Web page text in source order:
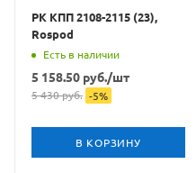
РК КПП 2108-2115 (23),
Rospod
Есть в наличии
5 158.50 руб./шт
5 430руб. -5%
В КОРЗИНУ